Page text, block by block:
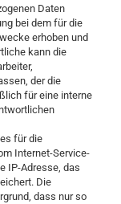
Daten
bei dem für die
erhoben und
kann die
der die
für eine interne
für die
Internet-Service-
IP-Adresse, das
Die
dass nur so